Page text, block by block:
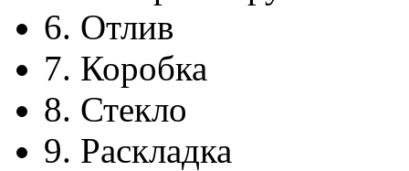
6. Отлив
7. Коробка
8. Стекло
9. Раскладка